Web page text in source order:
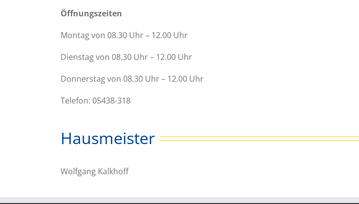
Öffnungszeiten
Montag von 08.30 Uhr – 12.00 Uhr
Dienstag von 08.30 Uhr – 12.00 Uhr
Donnerstag von 08.30 Uhr – 12.00 Uhr
Telefon: 05438-318
Hausmeister
Wolfgang Kalkhoff